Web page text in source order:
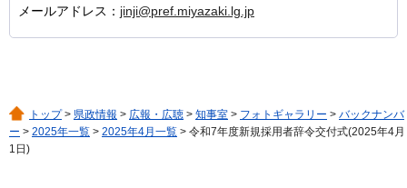
メールアドレス： jinji@pref.miyazaki.lg.jp
トップ> 県政情報 > 広報・広聴 > 知事室 > フォトギャラリー > バックナンバ
ー > 2025年一覧 > 2025年4月一覧 > 令和7年度新規採用者辞令交付式(2025年4月
1日)